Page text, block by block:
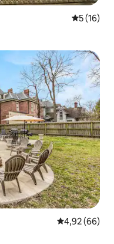
5 de uma
5 (16)
4,92 de uma
4,92 (66)